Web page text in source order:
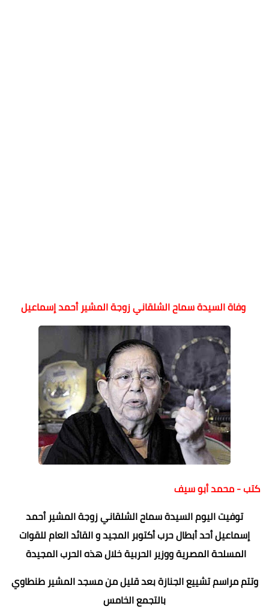
وفاة السيدة سماح الشلقاني زوجة المشير أحمد إسماعيل
كتب - محمد أبو سيف
توفيت اليوم السيدة سماح الشلقاني زوجة المشير أحمد
إسماعيل أحد أبطال حرب أكتوبر المجيد و القائد العام للقوات
المسلحة المصرية ووزير الحربية خلال هذه الحرب المجيدة
وتتم مراسم تشييع الجنازة بعد قليل من مسجد المشير طنطاوي
بالتجمع الخامس